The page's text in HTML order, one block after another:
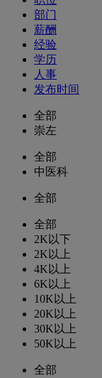
部门
薪酬
经验
学历
人事
发布时间
全部
崇左
全部
中医科
全部
全部
2K以下
2K以上
4K以上
6K以上
10K以上
20K以上
30K以上
50K以上
全部